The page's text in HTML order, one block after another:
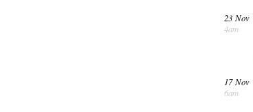
23 Nov
4am
17 Nov
6am